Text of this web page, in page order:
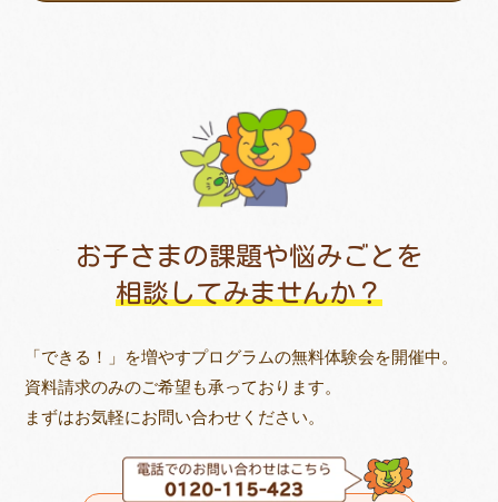
お子さまの課題や悩みごとを
相談してみませんか？
「できる！」を増やすプログラムの無料体験会を開催中。
資料請求のみのご希望も承っております。
まずはお気軽にお問い合わせください。